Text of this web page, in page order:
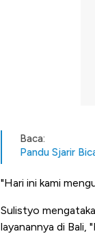
Baca:
Pandu Sjarir
"Hari ini kami
Sulistyo
layanannya di Bali,